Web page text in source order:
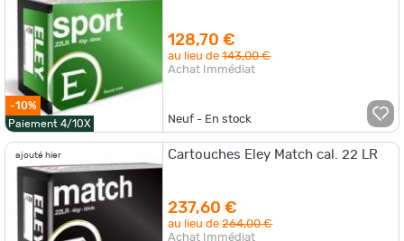
-10%
Paiement 4/10X
128,70 €
au lieu de143,00 €
Achat Immédiat
Neuf - En stock
ajouté hier Cartouches Eley Match cal. 22 LR
237,60 €
au lieu de264,00 €
Achat Immédiat